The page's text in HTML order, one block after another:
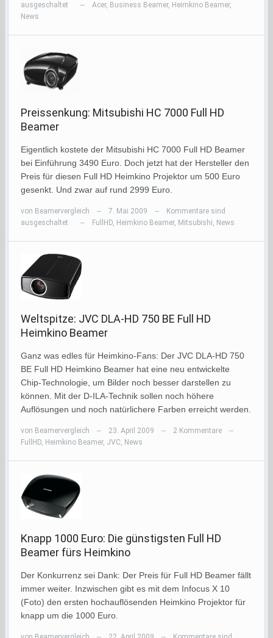
ausgeschaltet — Acer, Business Beamer, Heimkino Beamer,
News
Preissenkung: Mitsubishi HC 7000 Full HD
Beamer
Eigentlich kostete der Mitsubishi HC 7000 Full HD Beamer
bei Einführung 3490 Euro. Doch jetzt hat der Hersteller den
Preis für diesen Full HD Heimkino Projektor um 500 Euro
gesenkt. Und zwar auf rund 2999 Euro.
von Beamervergleich — 7. Mai 2009 —
Kommentare sind
ausgeschaltet
— FullHD, Heimkino Beamer, Mitsubishi, News
Weltspitze: JVC DLA-HD 750 BE Full HD
Heimkino Beamer
Ganz was edles für Heimkino-Fans: Der JVC DLA-HD 750
BE Full HD Heimkino Beamer hat eine neu entwickelte
Chip-Technologie, um Bilder noch besser darstellen zu
können. Mit der D-ILA-Technik sollen noch höhere
Auflösungen und noch natürlichere Farben erreicht werden.
von Beamervergleich — 23. April 2009 — 2 Kommentare —
FullHD, Heimkino Beamer, JVC, News
Knapp 1000 Euro: Die günstigsten Full HD
Beamer fürs Heimkino
Der Konkurrenz sei Dank: Der Preis für Full HD Beamer fällt
immer weiter. Inzwischen gibt es mit dem Infocus X 10
(Foto) den ersten hochauflösenden Heimkino Projektor für
knapp um die 1000 Euro.